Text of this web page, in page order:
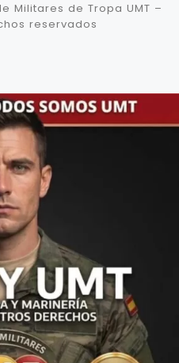
Militares de Tropa UMT –
reservados